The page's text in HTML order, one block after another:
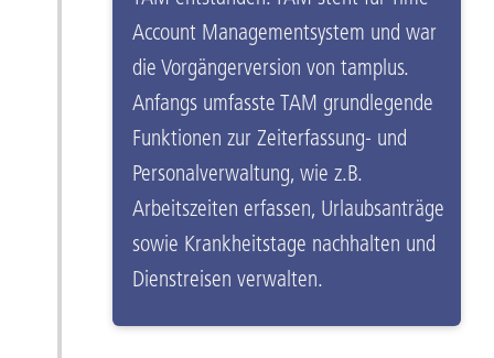
Account Managementsystem und war
die Vorgängerversion von tamplus.
Anfangs umfasste TAM grundlegende
Funktionen zur Zeiterfassung- und
Personalverwaltung, wie z.B.
Arbeitszeiten erfassen, Urlaubsanträge
sowie Krankheitstage nachhalten und
Dienstreisen verwalten.